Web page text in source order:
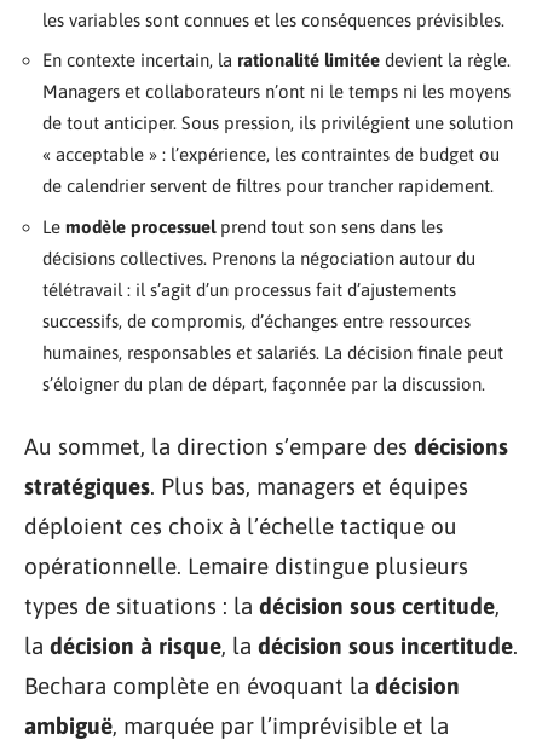
les variables sont connues et les conséquences prévisibles.
En contexte incertain, la rationalité limitée devient la règle.
Managers et collaborateurs n’ont ni le temps ni les moyens
de tout anticiper. Sous pression, ils privilégient une solution
« acceptable » : l’expérience, les contraintes de budget ou
de calendrier servent de filtres pour trancher rapidement.
Le modèle processuelprend tout son sens dans les
décisions collectives. Prenons la négociation autour du
télétravail : il s’agit d’un processus fait d’ajustements
successifs, de compromis, d’échanges entre ressources
humaines, responsables et salariés. La décision finale peut
s’éloigner du plan de départ, façonnée par la discussion.
Au sommet, la direction s’empare des décisions
stratégiques. Plus bas, managers et équipes
déploient ces choix à l’échelle tactique ou
opérationnelle. Lemaire distingue plusieurs
types de situations : la décision sous certitude,
la décision à risque, la décision sous incertitude.
Bechara complète en évoquant la décision
ambiguë, marquée par l’imprévisible et la